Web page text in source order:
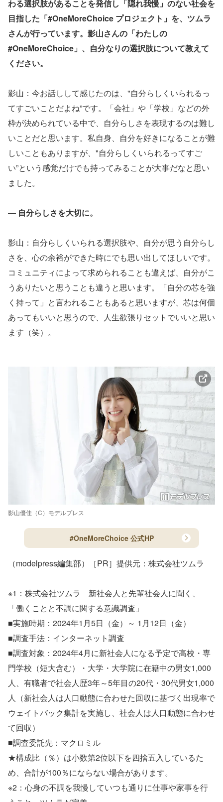
わる選択肢があることを発信し「隠れ我慢」のない社会を
目指した「#OneMoreChoice プロジェクト」を、ツムラ
さんが行っています。影山さんの「わたしの
#OneMoreChoice」、自分なりの選択肢について教えて
ください。
影山：今お話しして感じたのは、"自分らしくいられるっ
てすごいことだよね”です。「会社」や「学校」などの外
枠が決められている中で、自分らしさを表現するのは難し
いことだと思います。私自身、自分を好きになることが難
しいこともありますが、"自分らしくいられるってすご
い”という感覚だけでも持ってみることが大事だなと思い
ました。
― 自分らしさを大切に。
影山：自分らしくいられる選択肢や、自分が思う自分らし
さを、心の余裕ができた時にでも思い出してほしいです。
コミュニティによって求められることも違えば、自分がこ
うありたいと思うことも違うと思います。「自分の芯を強
く持って」と言われることもあると思いますが、芯は何個
あってもいいと思うので、人生欲張りセットでいいと思い
ます（笑）。
影山優佳（C）モデルプレス
#OneMoreChoice 公式HP
（modelpress編集部）［PR］提供元：株式会社ツムラ
※1：株式会社ツムラ 新社会人と先輩社会人に聞く、
「働くことと不調に関する意識調査」
■実施時期：2024年1月5日（金）～ 1月12日（金）
■調査手法：インターネット調査
■調査対象：2024年4月に新社会人になる予定で高校・専
門学校（短大含む）・大学・大学院に在籍中の男女1,000
人、有職者で社会人歴3年～5年目の20代・30代男女1,000
人（新社会人は人口動態に合わせた回収に基づく出現率で
ウェイトバック集計を実施し、社会人は人口動態に合わせ
て回収）
■調査委託先：マクロミル
★構成比（％）は小数第2位以下を四捨五入しているた
め、合計が100％にならない場合があります。
※2：心身の不調を我慢していつも通りに仕事や家事を行